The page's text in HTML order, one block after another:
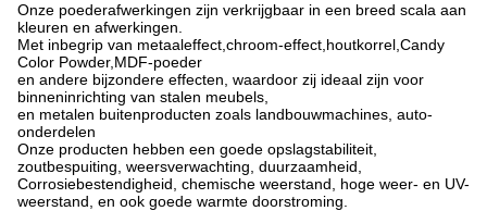
Onze poederafwerkingen zijn verkrijgbaar in een breed scala aan
kleuren en afwerkingen.
Met inbegrip van metaaleffect,chroom-effect,houtkorrel,Candy
Color Powder,MDF-poeder
en andere bijzondere effecten, waardoor zij ideaal zijn voor
binneninrichting van stalen meubels,
en metalen buitenproducten zoals landbouwmachines, auto-
onderdelen
Onze producten hebben een goede opslagstabiliteit,
zoutbespuiting, weersverwachting, duurzaamheid,
Corrosiebestendigheid, chemische weerstand, hoge weer- en UV-
weerstand, en ook goede warmte doorstroming.